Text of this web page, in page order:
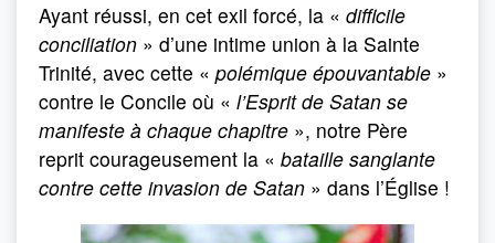
Ayant réussi, en cet exil forcé, la « difficile
conciliation » d’une intime union à la Sainte
Trinité, avec cette « polémique épouvantable »
contre le Concile où « l’Esprit de Satan se
manifeste à chaque chapitre », notre Père
reprit courageusement la « bataille sanglante
contre cette invasion de Satan » dans l’Église !